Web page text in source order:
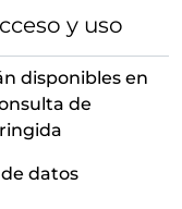
van Rijn
Auguste
de
y uso
disponibles en
de
datos